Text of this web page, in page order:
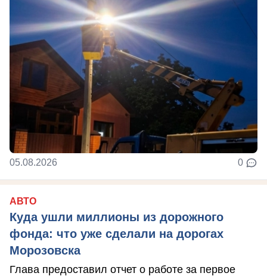
05.08.2026 0
АВТО
Куда ушли миллионы из дорожного
фонда: что уже сделали на дорогах
Морозовска
Глава предоставил отчет о работе за первое